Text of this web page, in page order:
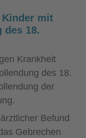
mit
des 18.
Krankheit
des 18.
der
Befund
Gebrechen